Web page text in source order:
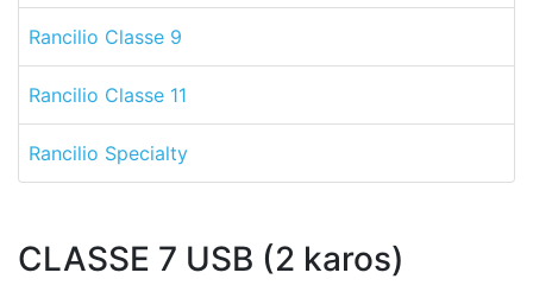
Rancilio Classe 9
Rancilio Classe 11
Rancilio Specialty
CLASSE 7 USB (2 karos)